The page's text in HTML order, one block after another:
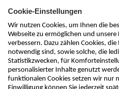
kontakt@nivus.com
+49 7262 9191-0